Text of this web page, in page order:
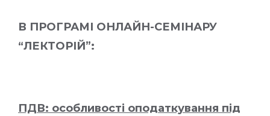
В ПРОГРАМІ ОНЛАЙН-СЕМІНАРУ
“ЛЕКТОРІЙ”:
ПДВ: особливості оподаткування під